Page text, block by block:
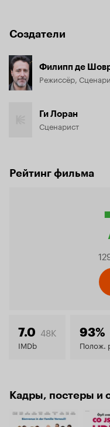
Создатели
Филипп де
Режиссёр,
Ги Лоран
Сценарист
Рейтинг фильма
7.0 48K
IMDb
93%
Полож.
Кадры, постеры и